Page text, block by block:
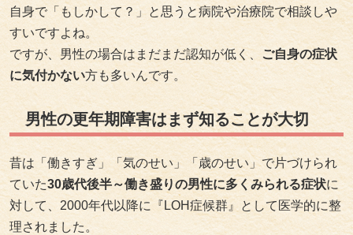
自身で「もしかして？」と思うと病院や治療院で相談しや
すいですよね。
ですが、男性の場合はまだまだ認知が低く、 ご自身の症状
に気付かない方も多いんです。
男性の更年期障害はまず知ることが大切
昔は「働きすぎ」「気のせい」「歳のせい」で片づけられ
ていた30歳代後半～働き盛りの男性に多くみられる症状に
対して、2000年代以降に『LOH症候群』として医学的に整
理されました。